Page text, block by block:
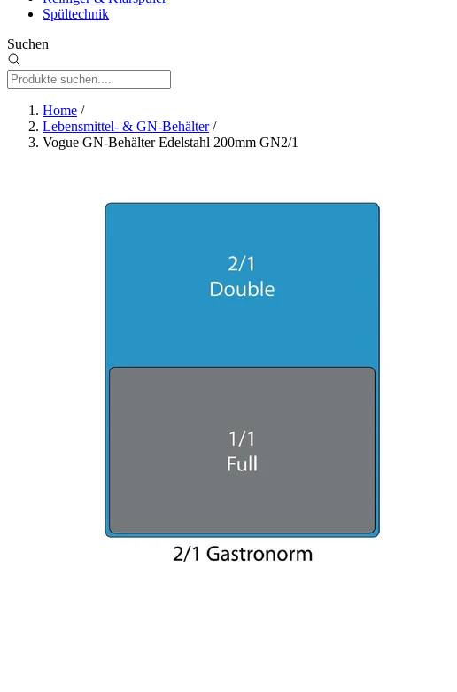
Spültechnik
Suchen
Home /
Lebensmittel- & GN-Behälter/
Vogue GN-Behälter Edelstahl 200mm GN2/1